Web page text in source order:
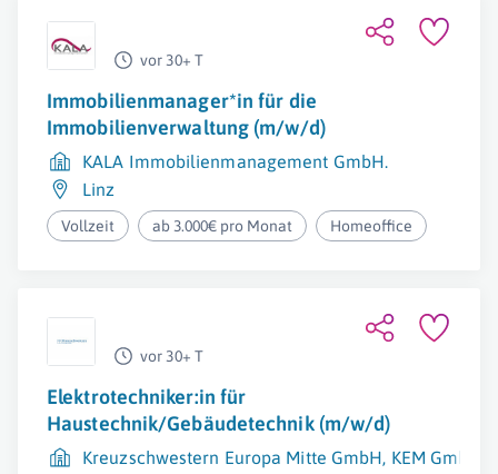
vor 30+ T
Immobilienmanager*in für die
Immobilienverwaltung (m/w/d)
KALA Immobilienmanagement GmbH.
Linz
Vollzeit ab 3.000€ pro Monat Homeoffice
vor 30+ T
Elektrotechniker:in für
Haustechnik/Gebäudetechnik (m/w/d)
Kreuzschwestern Europa Mitte GmbH, KEM GmbH